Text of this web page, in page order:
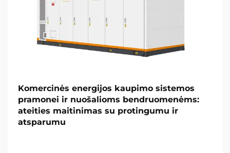
Komercinės energijos kaupimo sistemos
pramonei ir nuošalioms bendruomenėms:
ateities maitinimas su protingumu ir
atsparumu